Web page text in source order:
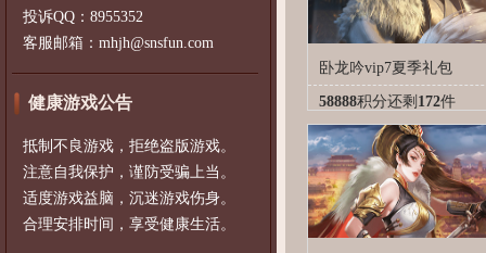
投诉QQ：8955352
客服邮箱：mhjh@snsfun.com
健康游戏公告
抵制不良游戏，拒绝盗版游戏。
注意自我保护，谨防受骗上当。
适度游戏益脑，沉迷游戏伤身。
合理安排时间，享受健康生活。
卧龙吟vip7夏季礼包
58888积分还剩 172件